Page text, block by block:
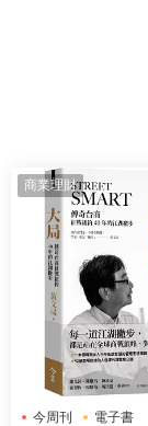
商業理財
今周刊 電子書